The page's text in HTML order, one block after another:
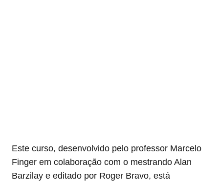
Este curso, desenvolvido pelo professor Marcelo
Finger em colaboração com o mestrando Alan
Barzilay e editado por Roger Bravo, está